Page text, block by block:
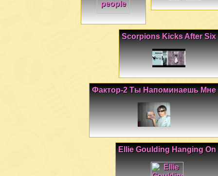
Scorpions Kicks After Six
Фактор-2 Ты Напоминаешь Мне
Ellie Goulding Hanging On